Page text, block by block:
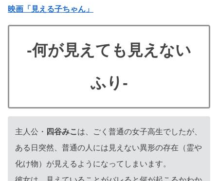
映画「見える子ちゃん」
-何が見えても見えない
ふり-
主人公・ 四谷みこ は、ごく普通の女子高生でしたが、
ある日突然、普通の人には見えない異形の存在（霊や
化け物）が見えるようになってしまいます。